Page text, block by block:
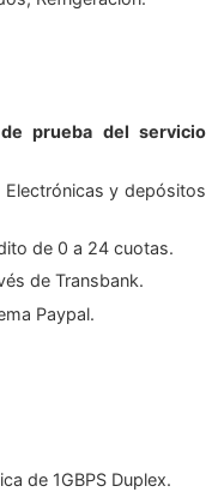
prueba del servicio
y depósitos
de 0 a 24 cuotas.
de Transbank.
Paypal.
de 1GBPS Duplex.